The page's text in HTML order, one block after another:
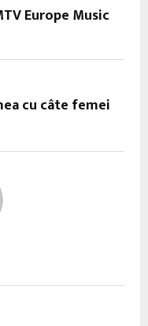
Europe Music
cu câte femei